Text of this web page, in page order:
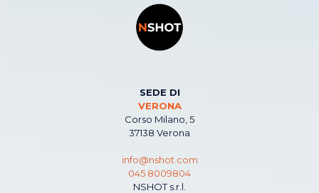
SEDE DI
VERONA
Corso Milano, 5
37138 Verona
info@nshot.com
045 8009804
NSHOT s.r.l.